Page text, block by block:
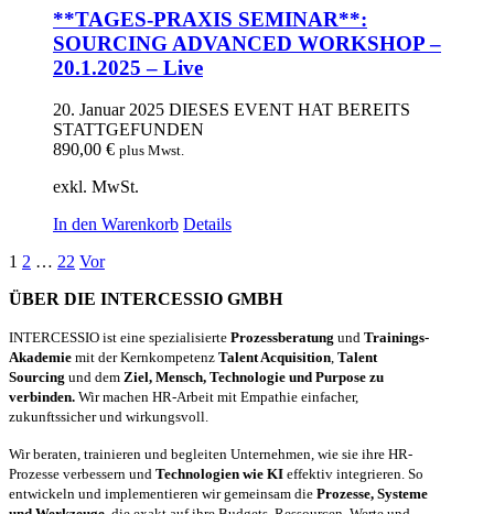
**TAGES-PRAXIS SEMINAR**:
SOURCING ADVANCED WORKSHOP –
20.1.2025 – Live
20. Januar 2025 DIESES EVENT HAT BEREITS
STATTGEFUNDEN
890,00 € plus Mwst.
exkl. MwSt.
In den Warenkorb Details
1 2 … 22 Vor
ÜBER DIE INTERCESSIO GMBH
INTERCESSIO ist eine spezialisierte Prozessberatung und Trainings-
Akademie mit der Kernkompetenz Talent Acquisition, Talent
Sourcing und dem Ziel, Mensch, Technologie und Purpose zu
verbinden. Wir machen HR-Arbeit mit Empathie einfacher,
zukunftssicher und wirkungsvoll.
Wir beraten, trainieren und begleiten Unternehmen, wie sie ihre HR-
Prozesse verbessern und Technologien wie KI effektiv integrieren. So
entwickeln und implementieren wir gemeinsam die Prozesse, Systeme